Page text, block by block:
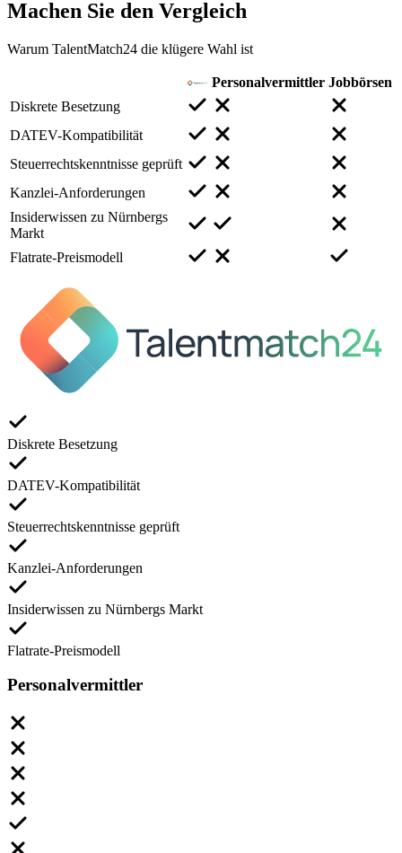
Machen Sie den Vergleich
Warum TalentMatch24 die klügere Wahl ist
Personalvermittler Jobbörsen
Diskrete Besetzung
DATEV-Kompatibilität
Steuerrechtskenntnisse geprüft
Kanzlei-Anforderungen
Insiderwissen zu Nürnbergs
Markt
Flatrate-Preismodell
Diskrete Besetzung
DATEV-Kompatibilität
Steuerrechtskenntnisse geprüft
Kanzlei-Anforderungen
Insiderwissen zu Nürnbergs Markt
Flatrate-Preismodell
Personalvermittler